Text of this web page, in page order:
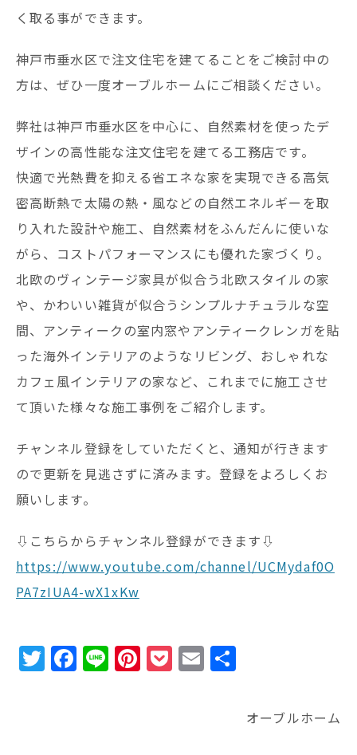
く取る事ができます。
神戸市垂水区で注文住宅を建てることをご検討中の
方は、ぜひ一度オーブルホームにご相談ください。
弊社は神戸市垂水区を中心に、自然素材を使ったデ
ザインの高性能な注文住宅を建てる工務店です。
快適で光熱費を抑える省エネな家を実現できる高気
密高断熱で太陽の熱・風などの自然エネルギーを取
り入れた設計や施工、自然素材をふんだんに使いな
がら、コストパフォーマンスにも優れた家づくり。
北欧のヴィンテージ家具が似合う北欧スタイルの家
や、かわいい雑貨が似合うシンプルナチュラルな空
間、アンティークの室内窓やアンティークレンガを貼
った海外インテリアのようなリビング、おしゃれな
カフェ風インテリアの家など、これまでに施工させ
て頂いた様々な施工事例をご紹介します。
チャンネル登録をしていただくと、通知が行きます
ので更新を見逃さずに済みます。登録をよろしくお
願いします。
⇩こちらからチャンネル登録ができます⇩
https://www.youtube.com/channel/UCMydaf0O
PA7zIUA4-wX1xKw
T F Li Pi P E
オーブルホーム